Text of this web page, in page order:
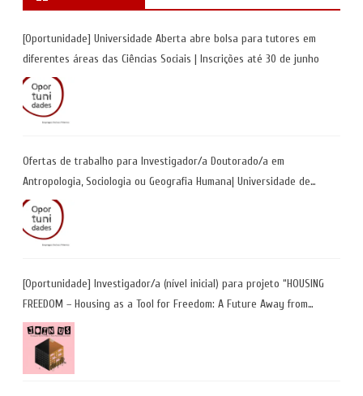
[Oportunidade] Universidade Aberta abre bolsa para tutores em
diferentes áreas das Ciências Sociais | Inscrições até 30 de junho
Ofertas de trabalho para Investigador/a Doutorado/a em
Antropologia, Sociologia ou Geografia Humana| Universidade de
Coimbra | Candidaturas até 29 de maio 2026
[Oportunidade] Investigador/a (nível inicial) para projeto “HOUSING
FREEDOM – Housing as a Tool for Freedom: A Future Away from
Incarceration” | até 8 de maio